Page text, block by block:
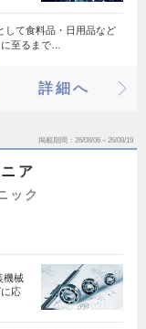
して食料品・日用品など
至るまで…
詳細へ
掲載期間 26/08/06～26/08/19
ア
ック
機械
応